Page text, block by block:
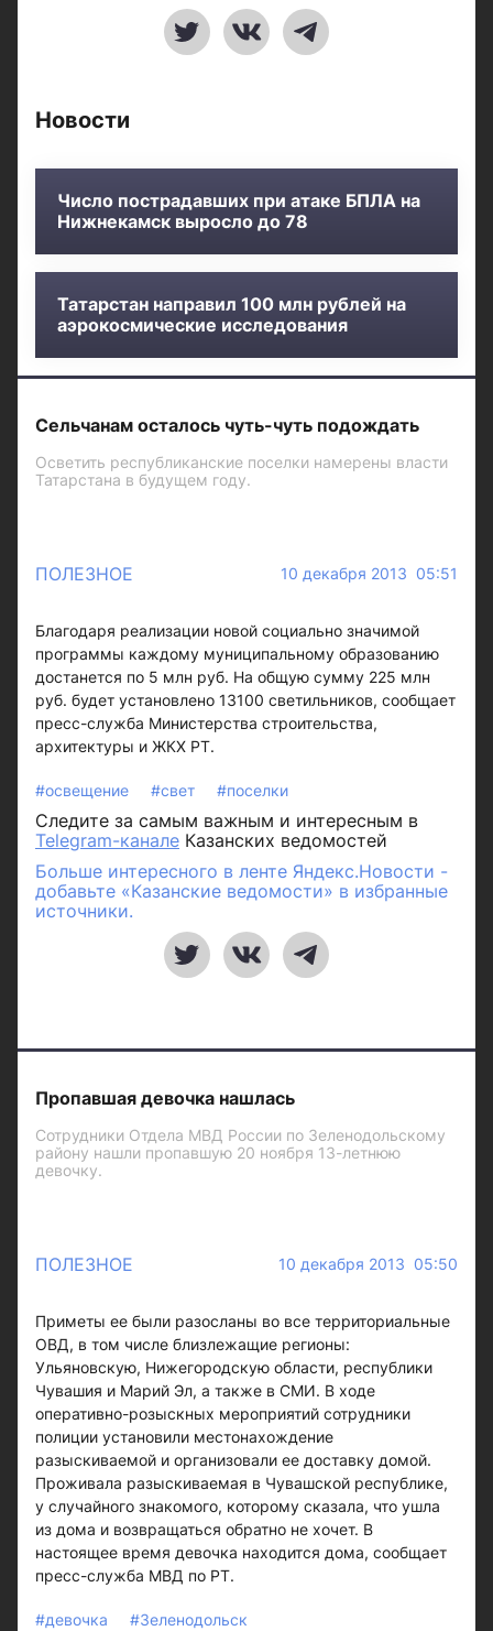
Новости
Число пострадавших при атаке БПЛА на
Нижнекамск выросло до 78
Татарстан направил 100 млн рублей на
аэрокосмические исследования
Сельчанам осталось чуть-чуть подождать
Осветить республиканские поселки намерены власти
Татарстана в будущем году.
ПОЛЕЗНОЕ 10 декабря 2013 05:51
Благодаря реализации новой социально значимой
программы каждому муниципальному образованию
достанется по 5 млн руб. На общую сумму 225 млн
руб. будет установлено 13100 светильников, сообщает
пресс-служба Министерства строительства,
архитектуры и ЖКХ РТ.
#освещение #свет #поселки
Следите за самым важным и интересным в
Telegram-канале Казанских ведомостей
Больше интересного в ленте Яндекс.Новости -
добавьте «Казанские ведомости» в избранные
источники.
Пропавшая девочка нашлась
Сотрудники Отдела МВД России по Зеленодольскому
району нашли пропавшую 20 ноября 13-летнюю
девочку.
ПОЛЕЗНОЕ 10 декабря 2013 05:50
Приметы ее были разосланы во все территориальные
ОВД, в том числе близлежащие регионы:
Ульяновскую, Нижегородскую области, республики
Чувашия и Марий Эл, а также в СМИ. В ходе
оперативно-розыскных мероприятий сотрудники
полиции установили местонахождение
разыскиваемой и организовали ее доставку домой.
Проживала разыскиваемая в Чувашской республике,
у случайного знакомого, которому сказала, что ушла
из дома и возвращаться обратно не хочет. В
настоящее время девочка находится дома, сообщает
пресс-служба МВД по РТ.
#девочка #Зеленодольск